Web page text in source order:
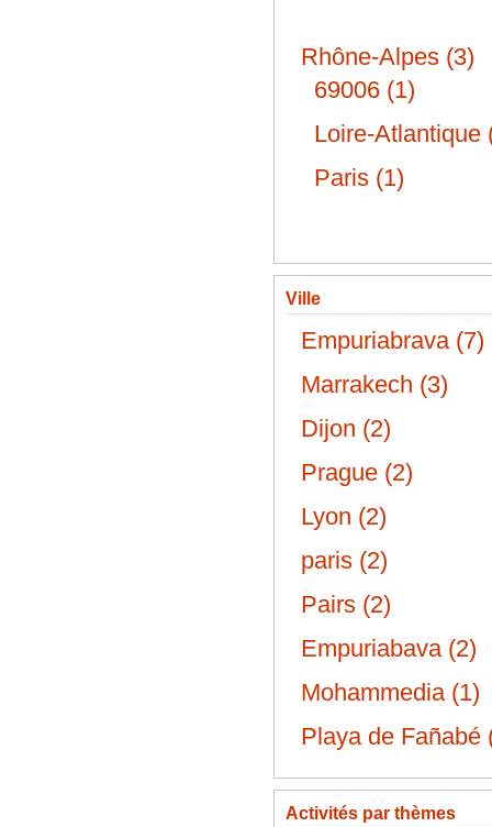
Rhône-Alpes (3)
69006 (1)
Loire-Atlantique
Paris (1)
Ville
Empuriabrava (7)
Marrakech (3)
Dijon (2)
Prague (2)
Lyon (2)
paris (2)
Pairs (2)
Empuriabava (2)
Mohammedia (1)
Playa de Fañabé
Activités par thèmes